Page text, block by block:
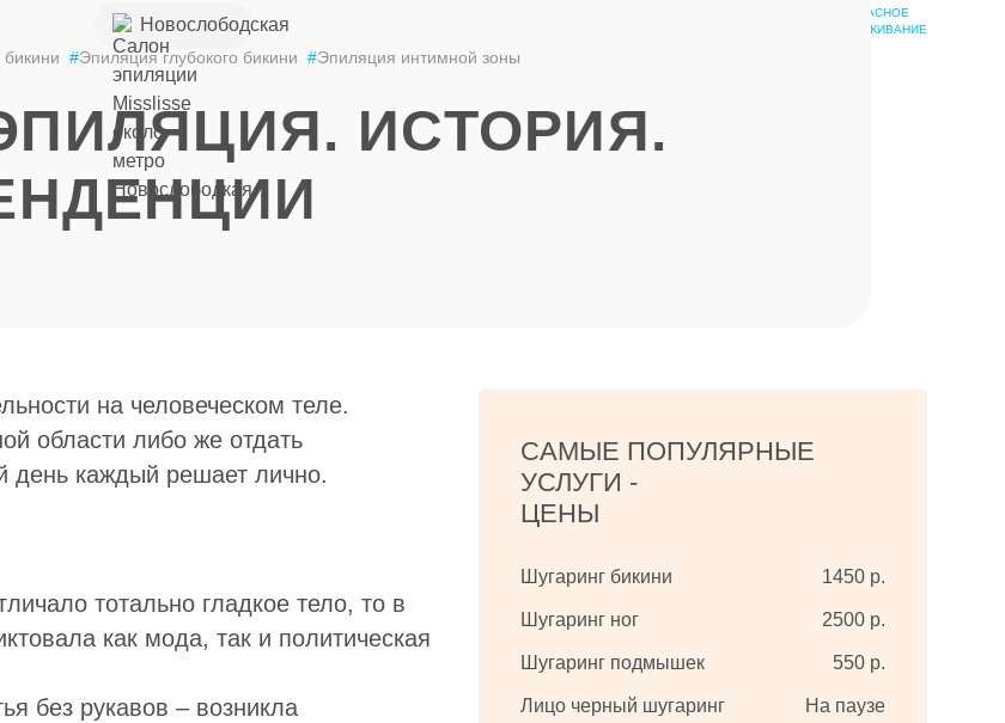
Новослободская+7 (926) 852-
49-85
БЕЗОПАСНОЕ
ОБСЛУЖИВАНИЕ
#Эпиляция глубокого бикини #Эпиляция интимной зоны
ИСТОРИЯ.
на человеческом теле.
области либо же отдать
день каждый решает лично.
тотально гладкое тело, то в
как мода, так и политическая
без рукавов – возникла
САМЫЕ ПОПУЛЯРНЫЕ
УСЛУГИ -
ЦЕНЫ
Шугаринг бикини 1450 р.
Шугаринг ног 2500 р.
Шугаринг подмышек 550 р.
Лицо черный шугаринг На паузе